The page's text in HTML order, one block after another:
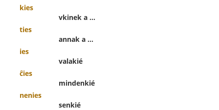
kies
vkinek a ...
ties
annak a ...
ies
valakié
ĉies
mindenkié
nenies
senkié